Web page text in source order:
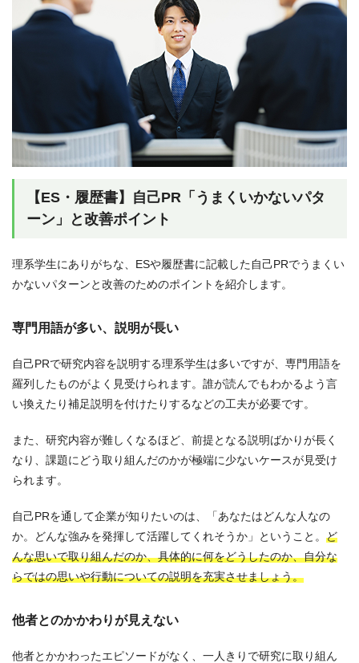
【ES・履歴書】自己PR「うまくいかないパタ
ーン」と改善ポイント
理系学生にありがちな、ESや履歴書に記載した自己PRでうまくい
かないパターンと改善のためのポイントを紹介します。
専門用語が多い、説明が長い
自己PRで研究内容を説明する理系学生は多いですが、専門用語を
羅列したものがよく見受けられます。誰が読んでもわかるよう言
い換えたり補足説明を付けたりするなどの工夫が必要です。
また、研究内容が難しくなるほど、前提となる説明ばかりが長く
なり、課題にどう取り組んだのかが極端に少ないケースが見受け
られます。
自己PRを通して企業が知りたいのは、「あなたはどんな人なの
か。どんな強みを発揮して活躍してくれそうか」ということ。 ど
んな思いで取り組んだのか、具体的に何をどうしたのか、自分な
らではの思いや行動についての説明を充実させましょう。
他者とのかかわりが見えない
他者とかかわったエピソードがなく、一人きりで研究に取り組ん